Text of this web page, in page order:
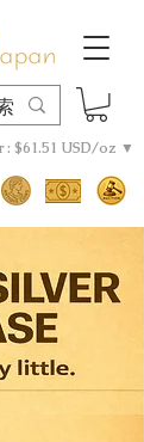
: $61.51 USD/oz ▼